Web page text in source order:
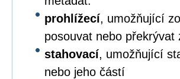
prohlížecí, umožňující
posouvat nebo
stahovací, umožňující
nebo jeho částí